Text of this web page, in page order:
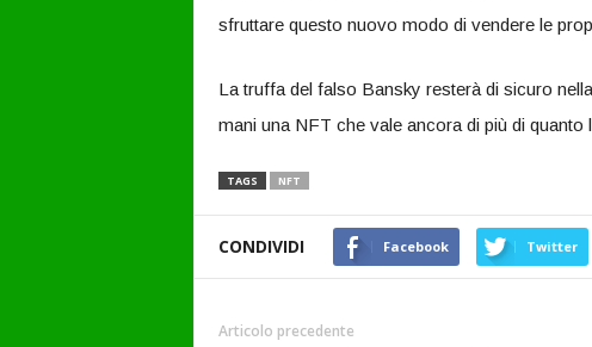
sfruttare questo nuovo modo di vendere le
La truffa del falso Bansky resterà di sicuro
mani una NFT che vale ancora di più di quanto
TAGS NFT
CONDIVIDI Facebook Twitter
Articolo precedente